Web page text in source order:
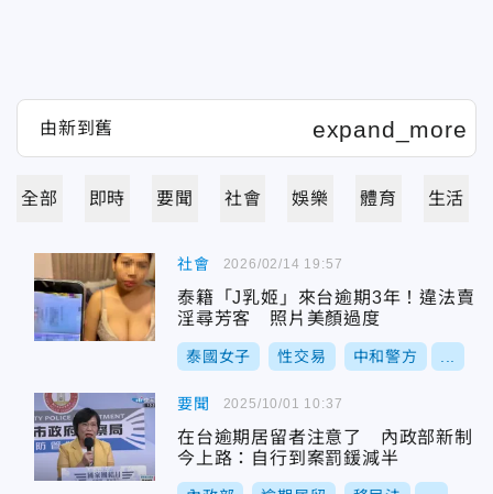
全部 即時 要聞 社會 娛樂 體育 生活
社會
泰籍「J乳姬」來台逾期3年！違法賣
淫尋芳客 照片美顏過度
泰國女子 性交易 中和警方
2026/02/14 19:57
要聞
在台逾期居留者注意了 內政部新制
今上路：自行到案罰鍰減半
2025/10/01 10:37